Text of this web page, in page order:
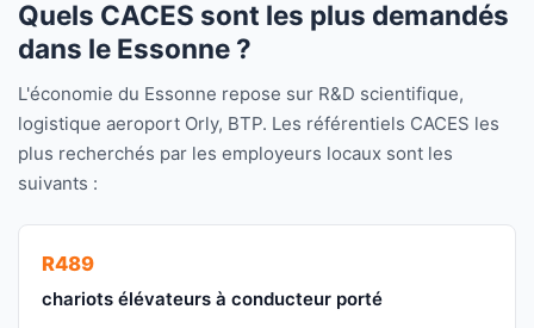
Quels CACES sont les plus demandés
dans le Essonne ?
L'économie du Essonne repose sur R&D scientifique,
logistique aeroport Orly, BTP. Les référentiels CACES les
plus recherchés par les employeurs locaux sont les
suivants :
R489
chariots élévateurs à conducteur porté